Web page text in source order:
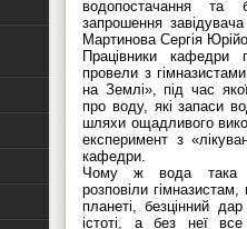
водопостачання
запрошення
Мартинова Сергія
Працівники кафедри
провели з
на Землі», під час
про воду, які запаси
шляхи ощадливого
експеримент з
кафедри.
Чому ж вода така
розповіли
планеті, безцінний
істоті, а без неї